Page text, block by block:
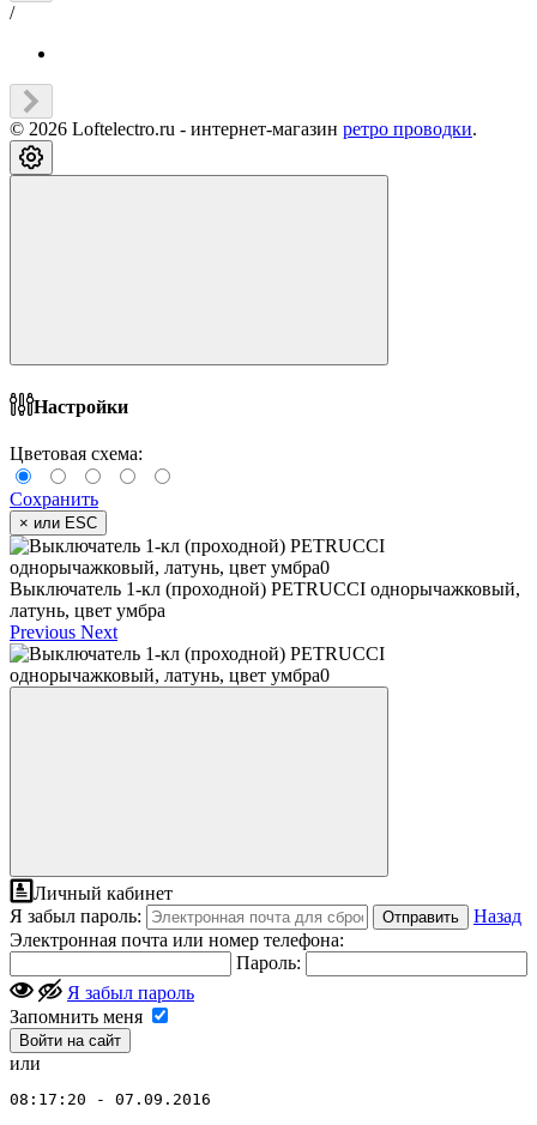
/
© 2026 Loftelectro.ru - интернет-магазин ретро проводки.
Настройки
Цветовая схема:
Сохранить
× или ESC
Выключатель 1-кл (проходной) PETRUCCI однорычажковый,
латунь, цвет умбра
Previous Next
Личный кабинет
Я забыл пароль:
Отправить
Назад
Электронная почта или номер телефона:
Пароль:
Я забыл пароль
Запомнить меня
или
08:17:20 - 07.09.2016